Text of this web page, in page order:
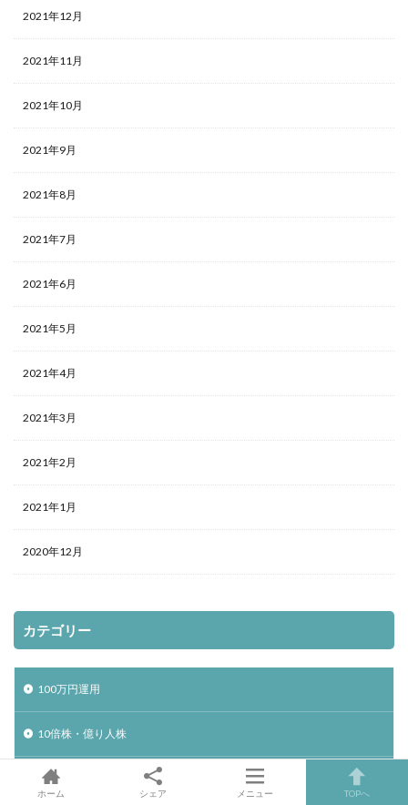
2021年12月
2021年11月
2021年10月
2021年9月
2021年8月
2021年7月
2021年6月
2021年5月
2021年4月
2021年3月
2021年2月
2021年1月
2020年12月
カテゴリー
100万円運用
10倍株・億り人株
2021トップCEO
ホーム シェア メニュー TOPへ